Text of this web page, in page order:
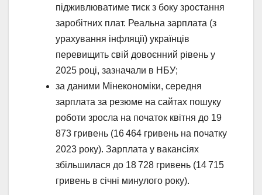
підживлюватиме тиск з боку зростання
заробітних плат. Реальна зарплата (з
урахування інфляції) українців
перевищить свій довоєнний рівень у
2025 році, зазначали в НБУ;
за даними Мінекономіки, середня
зарплата за резюме на сайтах пошуку
роботи зросла на початок квітня до 19
873 гривень (16 464 гривень на початку
2023 року). Зарплата у вакансіях
збільшилася до 18 728 гривень (14 715
гривень в січні минулого року).